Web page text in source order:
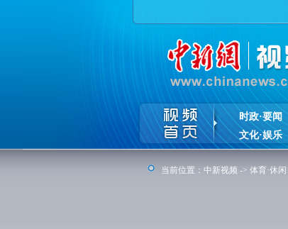
时政·要闻
文化·娱乐
当前位置： 中新视频 -> 体育·休闲